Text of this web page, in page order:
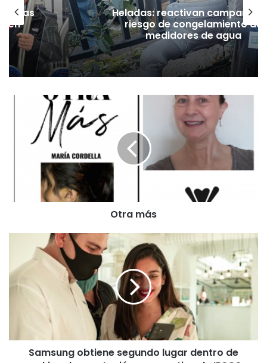
reactivan campaña por
de congelamiento de
medidores de agua
Deportes
tras
Otra más
s
u
b
Samsung obtiene segundo lugar dentro de